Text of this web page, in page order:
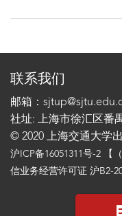
联系我们
邮箱：
社址: 上海市徐汇区番
© 2020 上海交通大学
沪ICP备16051311号-2 【
信业务经营许可证 沪B2-